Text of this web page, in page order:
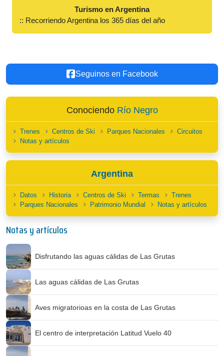
Turismo en Argentina
:: Recorriendo Argentina los 365 días del año
Seguinos en Facebook
Conociendo Río Negro
Trenes Centros de Ski Parques Nacionales
Circuitos
Notas y artículos
Argentina
Datos Historia Centros de Ski Termas
Trenes
Parques Nacionales
Patrimonio Mundial Notas y artículos
Notas y artículos
Disfrutando las aguas cálidas de Las Grutas
Las aguas cálidas de Las Grutas
Aves migratorioas en la costa de Las Grutas
El centro de interpretación Latitud Vuelo 40